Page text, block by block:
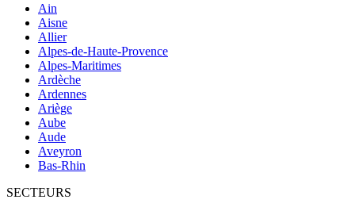
Ain
Aisne
Allier
Alpes-de-Haute-Provence
Alpes-Maritimes
Ardèche
Ardennes
Ariège
Aube
Aude
Aveyron
Bas-Rhin
SECTEURS